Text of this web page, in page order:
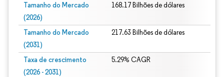
Tamanho do Mercado
(2026)
168.17 Bilhões de dólares
Tamanho do Mercado
(2031)
217.63 Bilhões de dólares
Taxa de crescimento
(2026 - 2031)
5.29% CAGR